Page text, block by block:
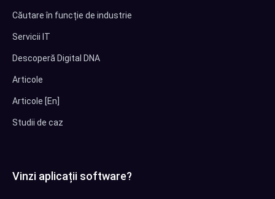
Căutare în funcție de industrie
Servicii IT
Descoperă Digital DNA
Articole
Articole [En]
Studii de caz
Vinzi aplicații software?